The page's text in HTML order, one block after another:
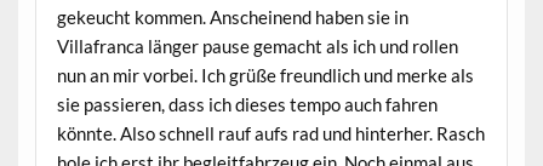
gekeucht kommen. Anscheinend haben sie in
Villafranca länger pause gemacht als ich und rollen
nun an mir vorbei. Ich grüße freundlich und merke als
sie passieren, dass ich dieses tempo auch fahren
könnte. Also schnell rauf aufs rad und hinterher. Rasch